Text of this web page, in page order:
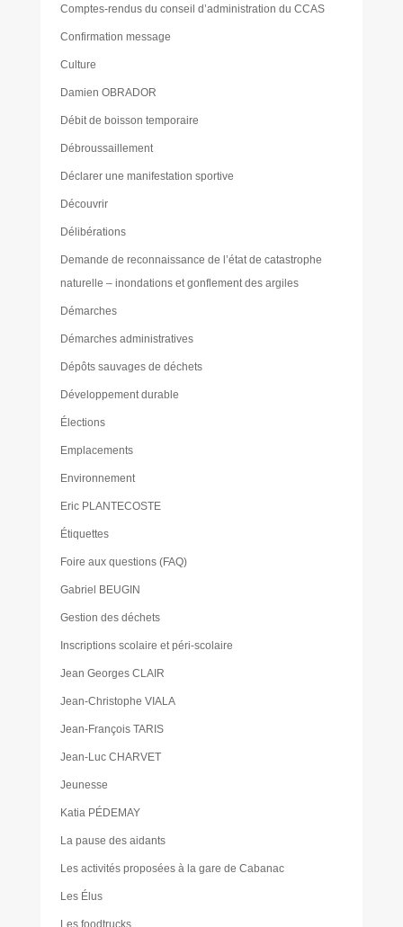
Comptes-rendus du conseil d’administration du CCAS
Confirmation message
Culture
Damien OBRADOR
Débit de boisson temporaire
Débroussaillement
Déclarer une manifestation sportive
Découvrir
Délibérations
Demande de reconnaissance de l’état de catastrophe
naturelle – inondations et gonflement des argiles
Démarches
Démarches administratives
Dépôts sauvages de déchets
Développement durable
Élections
Emplacements
Environnement
Eric PLANTECOSTE
Étiquettes
Foire aux questions (FAQ)
Gabriel BEUGIN
Gestion des déchets
Inscriptions scolaire et péri-scolaire
Jean Georges CLAIR
Jean-Christophe VIALA
Jean-François TARIS
Jean-Luc CHARVET
Jeunesse
Katia PÉDEMAY
La pause des aidants
Les activités proposées à la gare de Cabanac
Les Élus
Les foodtrucks